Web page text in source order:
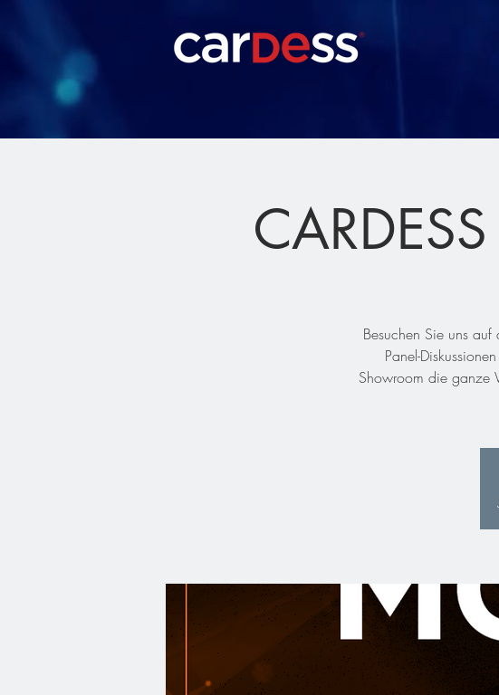
Besuchen Sie uns
Panel-
Showroom die ganze